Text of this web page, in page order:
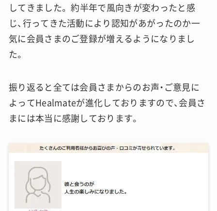
してきました。 約半年で風向きが変わったと感
じ、行ってきた活動により認知があがったのか一
気に会員さまのご登録が増えるようになりまし
た。
振り返ると全ては会員さまからのお声・ご意見に
よってHealmateが進化しておりますので、会員さ
まには本当に感謝しております。